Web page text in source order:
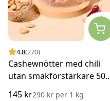
4.8(270)
Cashewnötter med chili
utan smakförstärkare 500
145 kr290 kr per 1 kg